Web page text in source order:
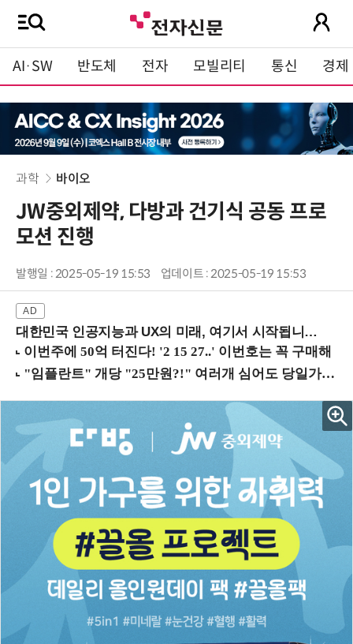
AI·SW 반도체 전자 모빌리티 통신 경제
과학 바이오
JW중외제약, 다방과 건기식 공동 프로
모션 진행
발행일 : 2025-05-19 15:53 업데이트 : 2025-05-19 15:53
대한민국 인공지능과 UX의 미래, 여기서 시작됩니다! (9/2 강남역)